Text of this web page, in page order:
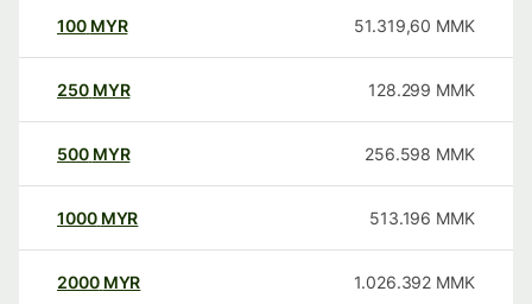
100 MYR 51.319,60 MMK
250 MYR 128.299 MMK
500 MYR 256.598 MMK
1000 MYR 513.196 MMK
2000 MYR 1.026.392 MMK